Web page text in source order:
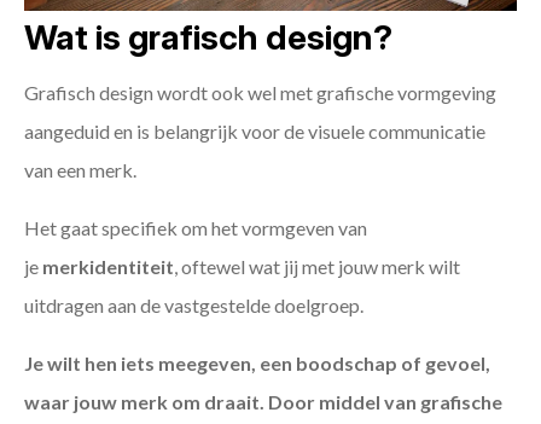
Wat is grafisch design?
Grafisch design wordt ook wel met grafische vormgeving
aangeduid en is belangrijk voor de visuele communicatie
van een merk.
Het gaat specifiek om het vormgeven van
je merkidentiteit , oftewel wat jij met jouw merk wilt
uitdragen aan de vastgestelde doelgroep.
Je wilt hen iets meegeven, een boodschap of gevoel,
waar jouw merk om draait. Door middel van grafische